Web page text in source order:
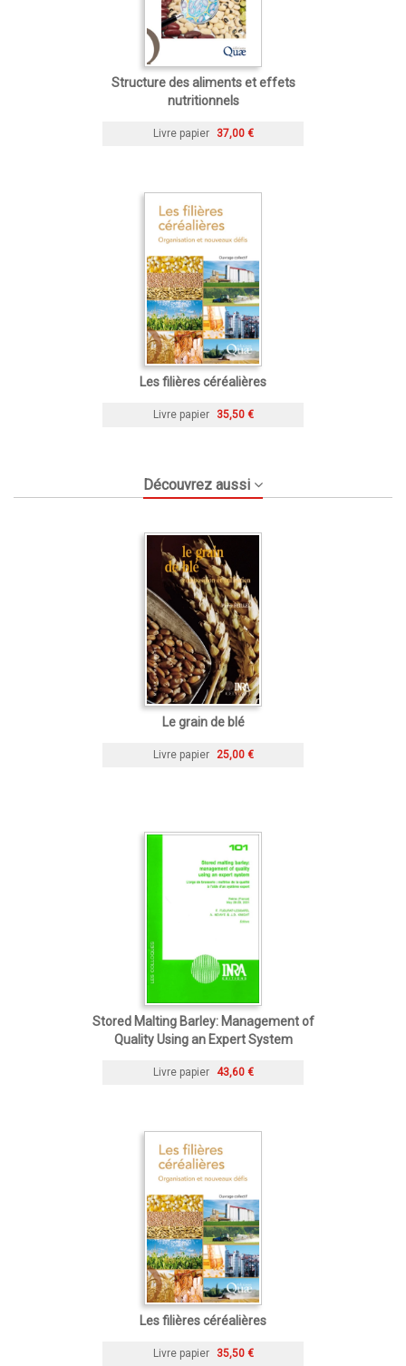
Structure des aliments et effets
nutritionnels
Livre papier 37,00 €
Les filières céréalières
Livre papier 35,50 €
Découvrez aussi
Le grain de blé
Livre papier 25,00 €
Stored Malting Barley: Management of
Quality Using an Expert System
Livre papier 43,60 €
Les filières céréalières
Livre papier 35,50 €